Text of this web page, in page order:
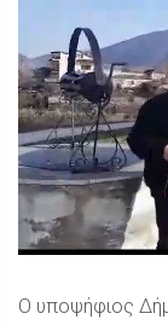
Ο υποψήφιος